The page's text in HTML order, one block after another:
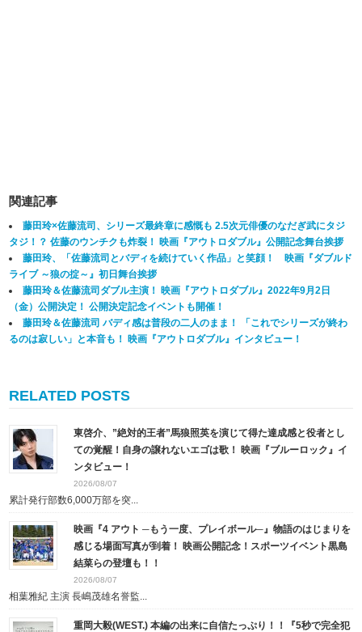
関連記事
藤田玲×佐藤流司、シリーズ最終章に感慨も 2.5次元俳優のなだぎ武にタジ
タジ！？ 佐藤のウンチクも炸裂！ 映画『アウトロダブル』公開記念舞台挨拶
藤田玲、「佐藤流司とバディを続けていく作品」と笑顔！ 映画『ダブルド
ライブ ～狼の掟～』初日舞台挨拶
藤田玲＆佐藤流司ダブル主演！ 映画『アウトロダブル』2022年9月2日
（金）公開決定！ 公開決定記念イベントも開催！
藤田玲＆佐藤流司 バディ感は普段の二人のまま！ 「これでシリーズが終わ
るのは寂しい」と本音も！ 映画『アウトロダブル』インタビュー！
RELATED POSTS
東啓介、”絶対的王者”馬狼照英を演じて得た達成感と役者とし
ての覚醒！自身の譲れないエゴは歌！ 映画『ブルーロック』イ
ンタビュー！
2026/08/07
累計発行部数6,000万部を突...
映画『4 アウト ─もう一度、プレイボール─』物語のはじまりを
感じる場面写真が到着！ 映画公開記念！スポーツイベント黒島
結菜らの登壇も！！
2026/08/07
相葉雅紀 主演 長嶋茂雄名誉監...
重岡大毅(WEST.) 本編の出来に自信たっぷり！！『5秒で完全犯